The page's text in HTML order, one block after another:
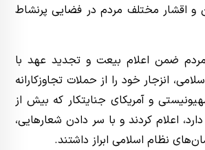
و اقشار مختلف مردم در فضایی پرنشاط
مردم ضمن اعلام بیعت و تجدید عهد با
انزجار خود را از حملات تجاوزکارانه
و آمریکای جنایتکار که بیش از
اعلام کردند و با سر دادن شعارهایی،
نظام اسلامی ابراز داشتند.